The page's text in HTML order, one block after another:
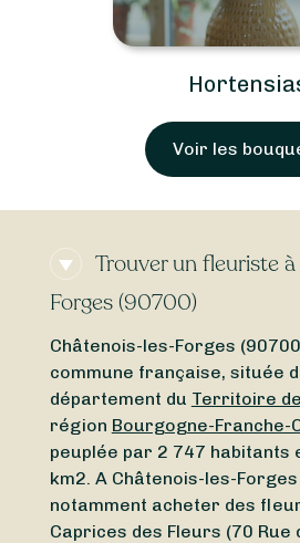
Voir les
Trouver un fleuriste
Forges (90700)
Châtenois-les-Forges
commune française, située
département du Territoire
région Bourgogne-Franche-
peuplée par 2 747 habitants
km2. A Châtenois-les-
notamment acheter des
Caprices des Fleurs (70 Rue